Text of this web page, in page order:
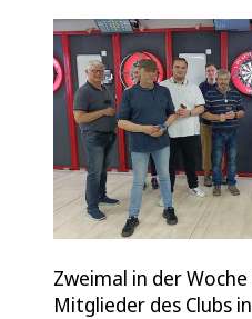
Zweimal in der
Mitglieder des Clubs